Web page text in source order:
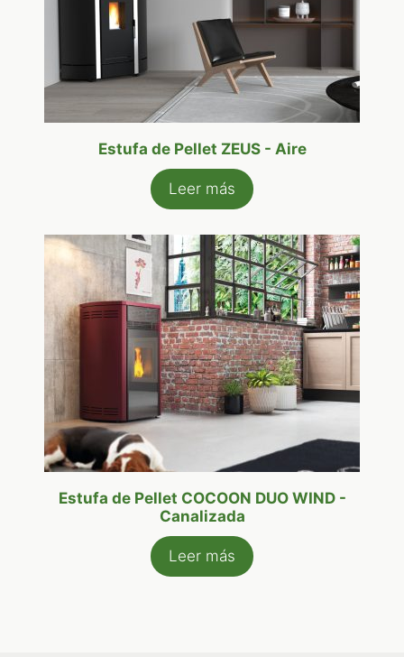
Estufa de Pellet ZEUS - Aire
Leer más
Estufa de Pellet COCOON DUO WIND -
Canalizada
Leer más